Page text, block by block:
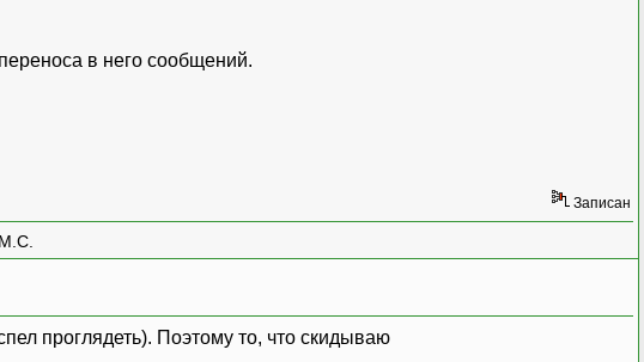
в него сообщений.
Записан
М.С.
проглядеть). Поэтому то, что скидываю